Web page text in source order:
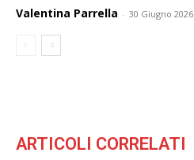
Valentina Parrella - 30 Giugno 2026
ARTICOLI CORRELATI